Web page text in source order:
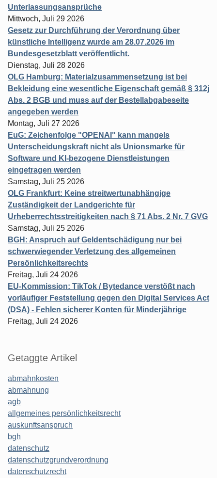
Unterlassungsansprüche
Mittwoch, Juli 29 2026
Gesetz zur Durchführung der Verordnung über
künstliche Intelligenz wurde am 28.07.2026 im
Bundesgesetzblatt veröffentlicht.
Dienstag, Juli 28 2026
OLG Hamburg: Materialzusammensetzung ist bei
Bekleidung eine wesentliche Eigenschaft gemäß § 312j
Abs. 2 BGB und muss auf der Bestellabgabeseite
angegeben werden
Montag, Juli 27 2026
EuG: Zeichenfolge "OPENAI" kann mangels
Unterscheidungskraft nicht als Unionsmarke für
Software und KI-bezogene Dienstleistungen
eingetragen werden
Samstag, Juli 25 2026
OLG Frankfurt: Keine streitwertunabhängige
Zuständigkeit der Landgerichte für
Urheberrechtsstreitigkeiten nach § 71 Abs. 2 Nr. 7 GVG
Samstag, Juli 25 2026
BGH: Anspruch auf Geldentschädigung nur bei
schwerwiegender Verletzung des allgemeinen
Persönlichkeitsrechts
Freitag, Juli 24 2026
EU-Kommission: TikTok / Bytedance verstößt nach
vorläufiger Feststellung gegen den Digital Services Act
(DSA) - Fehlen sicherer Konten für Minderjährige
Freitag, Juli 24 2026
Getaggte Artikel
abmahnkosten
abmahnung
agb
allgemeines persönlichkeitsrecht
auskunftsanspruch
bgh
datenschutz
datenschutzgrundverordnung
datenschutzrecht